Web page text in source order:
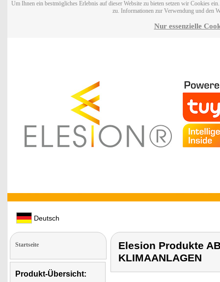
Um Ihnen ein bestmögliches Erlebnis auf dieser Website zu bieten setzen wir Cookies
zu. Informationen zur Verwendung und den
Nur essenzielle
Deutsch
Startseite
Produkt-Übersicht:
Elesion Produkte
KLIMAANLAGEN